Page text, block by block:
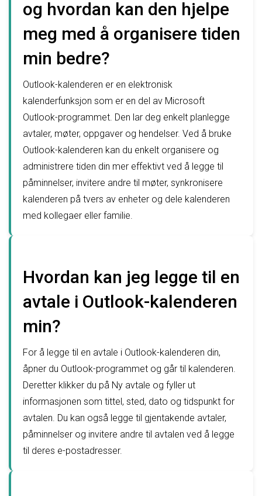
og hvordan kan den hjelpe
meg med å organisere tiden
min bedre?
Outlook-kalenderen er en elektronisk
kalenderfunksjon som er en del av Microsoft
Outlook-programmet. Den lar deg enkelt planlegge
avtaler, møter, oppgaver og hendelser. Ved å bruke
Outlook-kalenderen kan du enkelt organisere og
administrere tiden din mer effektivt ved å legge til
påminnelser, invitere andre til møter, synkronisere
kalenderen på tvers av enheter og dele kalenderen
med kollegaer eller familie.
Hvordan kan jeg legge til en
avtale i Outlook-kalenderen
min?
For å legge til en avtale i Outlook-kalenderen din,
åpner du Outlook-programmet og går til kalenderen.
Deretter klikker du på Ny avtale og fyller ut
informasjonen som tittel, sted, dato og tidspunkt for
avtalen. Du kan også legge til gjentakende avtaler,
påminnelser og invitere andre til avtalen ved å legge
til deres e-postadresser.